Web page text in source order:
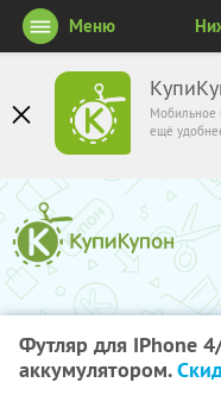
Мобильное
ещё
Меню
Футляр для IPhone
аккумулятором.